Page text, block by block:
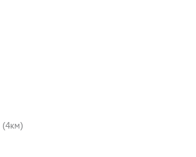
(4км)